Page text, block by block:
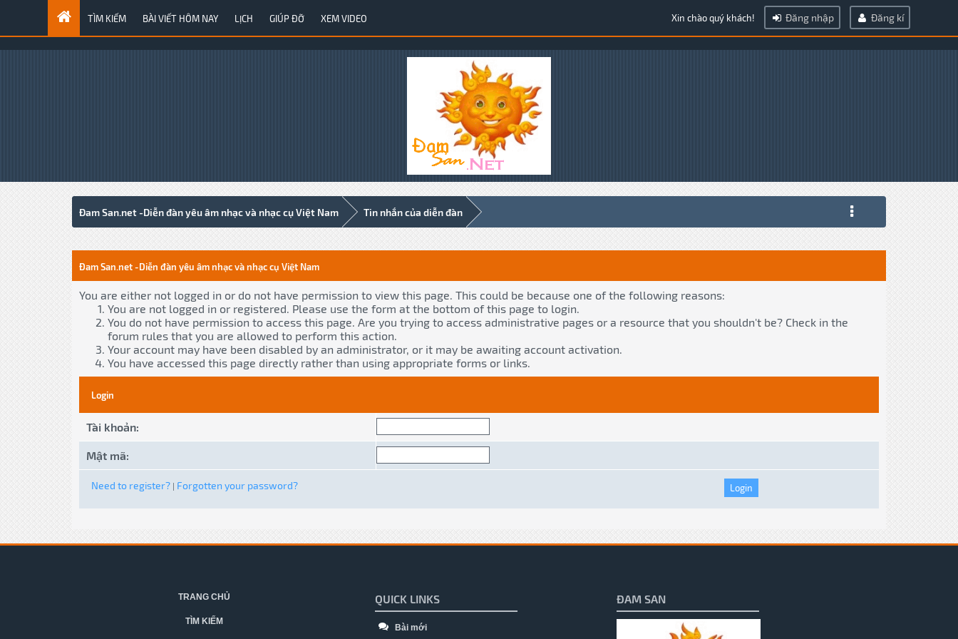
TÌM KIẾM BÀI VIẾT HÔM NAY LỊCH GIÚP ĐỠ XEM VIDEO Xin chào quý khách! Đăng nhập Đăng kí
Đam San.net -Diễn đàn yêu âm nhạc và nhạc cụ Việt Nam Tin nhắn của diễn đàn
Đam San.net -Diễn đàn yêu âm nhạc và nhạc cụ Việt Nam
You are either not logged in or do not have permission to view this page. This could be because one of the following reasons:
You are not logged in or registered. Please use the form at the bottom of this page to login.
You do not have permission to access this page. Are you trying to access administrative pages or a resource that you shouldn't be? Check in the
forum rules that you are allowed to perform this action.
Your account may have been disabled by an administrator, or it may be awaiting account activation.
You have accessed this page directly rather than using appropriate forms or links.
Login
Tài khoản:
Mật mã:
Need to register?| Forgotten your password?
TRANG CHỦ
TÌM KIẾM
QUICK LINKS
Bài mới
ĐAM SAN